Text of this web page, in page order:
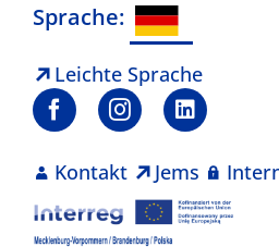
Zum
springen
Sprache:
Leichte Sprache
Kontakt Jems